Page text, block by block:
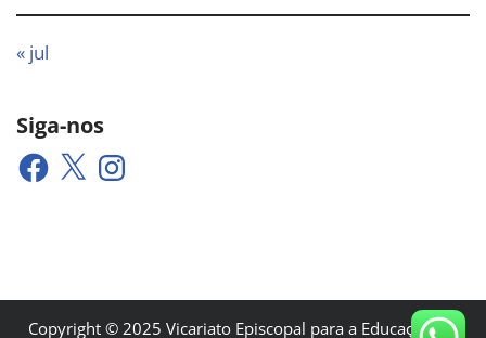
« jul
Siga-nos
Copyright © 2025 Vicariato Episcopal para a Educação e a